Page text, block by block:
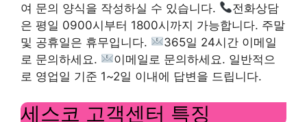
여 문의 양식을 작성하실 수 있습니다.
전화상담
은 평일 0900시부터 1800시까지 가능합니다. 주말
및 공휴일은 휴무입니다.
365일 24시간 이메일
로 문의하세요.
이메일로 문의하세요. 일반적으
로 영업일 기준 1~2일 이내에 답변을 드립니다.
세스코 고객센터 특징